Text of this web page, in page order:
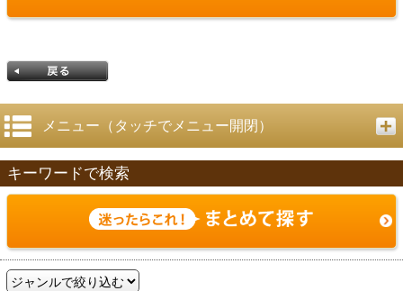
戻る
メニュー（タッチでメニュー開閉）
キーワードで検索